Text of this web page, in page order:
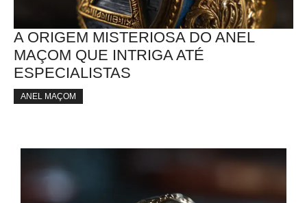
A ORIGEM MISTERIOSA DO ANEL
MAÇOM QUE INTRIGA ATÉ
ESPECIALISTAS
ANEL MAÇOM